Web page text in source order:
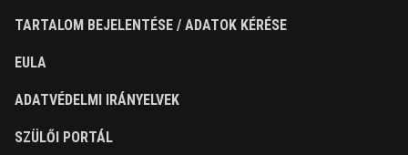
TARTALOM BEJELENTÉSE / ADATOK KÉRÉSE
EULA
ADATVÉDELMI IRÁNYELVEK
SZÜLŐI PORTÁL